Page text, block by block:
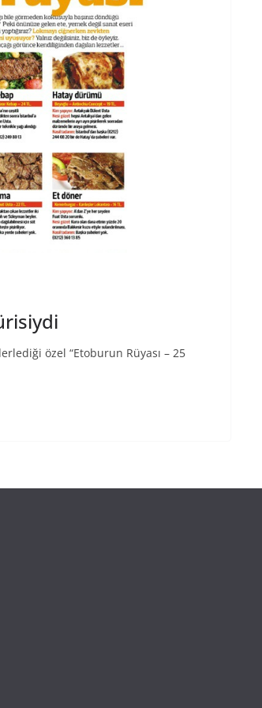
özel “Etoburun Rüyası – 25